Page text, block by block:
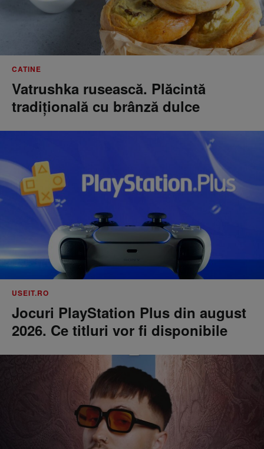
CATINE
Vatrushka rusească. Plăcintă
tradițională cu brânză dulce
USEIT.RO
Jocuri PlayStation Plus din august
2026. Ce titluri vor fi disponibile